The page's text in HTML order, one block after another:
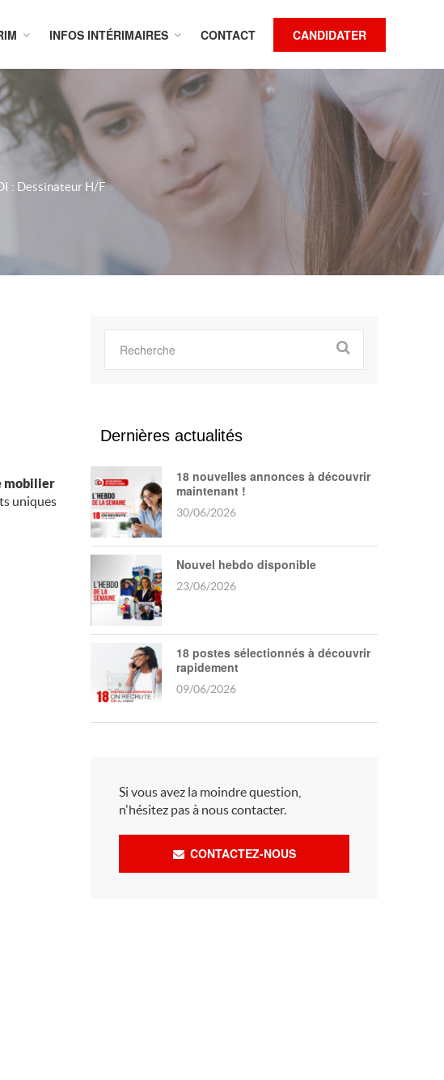
INFOS INTÉRIMAIRES CONTACT CANDIDATER
: Dessinateur H/F
mobilier
uniques
Dernières actualités
18 nouvelles annonces à découvrir
maintenant !
30/06/2026
Nouvel hebdo disponible
23/06/2026
18 postes sélectionnés à découvrir
rapidement
09/06/2026
Si vous avez la moindre question,
n'hésitez pas à nous contacter.
CONTACTEZ-NOUS